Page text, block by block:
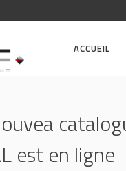
ACCUEIL
est en ligne